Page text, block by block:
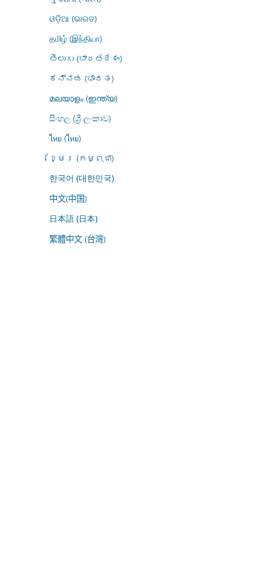
ଓଡ଼ିଆ (ଭାରତ)
தமிழ் (இந்தியா)
తెలుగు (భారతదేశం)
ಕನ್ನಡ (ಭಾರತ)
മലയാളം (ഇന്ത്യ)
සිංහල (ශ්‍රී ලංකාව)
ไทย (ไทย)
ខ្មែរ (កម្ពុជា)
한국어 (대한민국)
中文(中国)
日本語 (日本)
繁體中文 (台灣)